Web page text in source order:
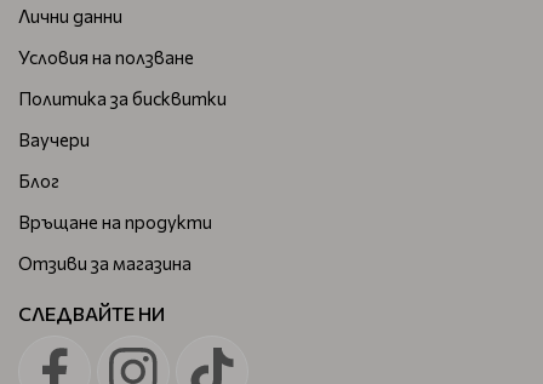
Лични данни
Условия на ползване
Политика за бисквитки
Ваучери
Блог
Връщане на продукти
Отзиви за магазина
СЛЕДВАЙТЕ НИ